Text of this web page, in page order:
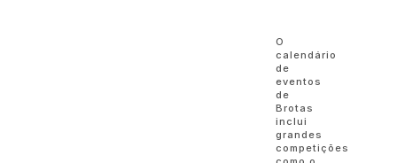
O
calendário
de
eventos
de
Brotas
inclui
grandes
competições